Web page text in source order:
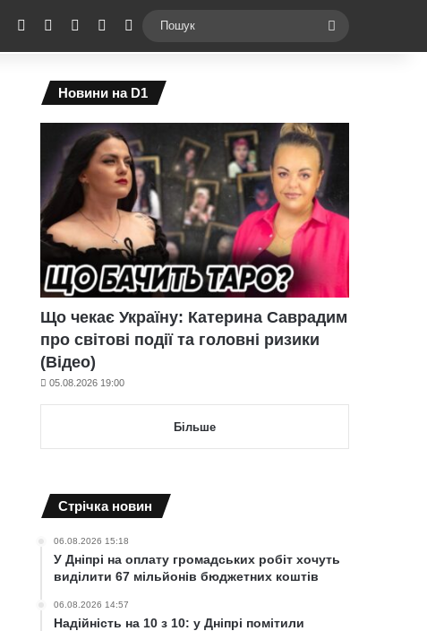
Facebook YouTubeInstagramTelegramSwitch skin
Новини на D1
Що чекає Україну: Катерина Саврадим
про світові події та головні ризики
(Відео)
05.08.2026 19:00
Більше
Cтрічка новин
06.08.2026 15:18
У Дніпрі на оплату громадських робіт хочуть
виділити 67 мільйонів бюджетних коштів
06.08.2026 14:57
Надійність на 10 з 10: у Дніпрі помітили